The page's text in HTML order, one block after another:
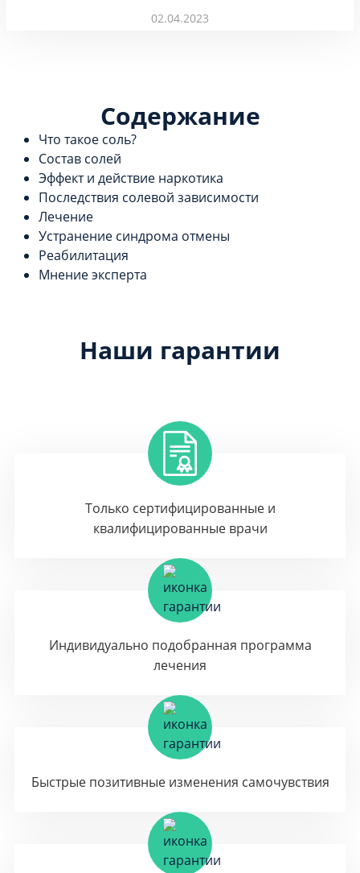
02.04.2023
Содержание
Что такое соль?
Состав солей
Эффект и действие наркотика
Последствия солевой зависимости
Лечение
Устранение синдрома отмены
Реабилитация
Мнение эксперта
Наши гарантии
Только сертифицированные и
квалифицированные врачи
Индивидуально подобранная программа
лечения
Быстрые позитивные изменения самочувствия